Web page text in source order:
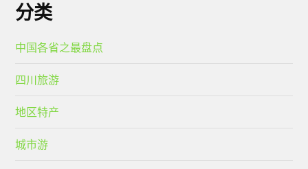
分类
中国各省之最盘点
四川旅游
地区特产
城市游